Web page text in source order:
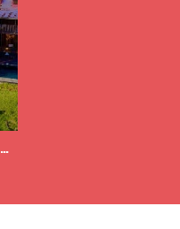
Habitation Caféière Samana Beausejour - Gîtes & Chambre d'Hôtes